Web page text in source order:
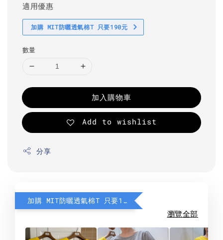
適用優惠
加購 MIT防曬透氣棉T 只要190元
數量
加入購物車
Add to wishlist
分享
加購 MIT防曬透氣棉T 只要190元
瀏覽全部